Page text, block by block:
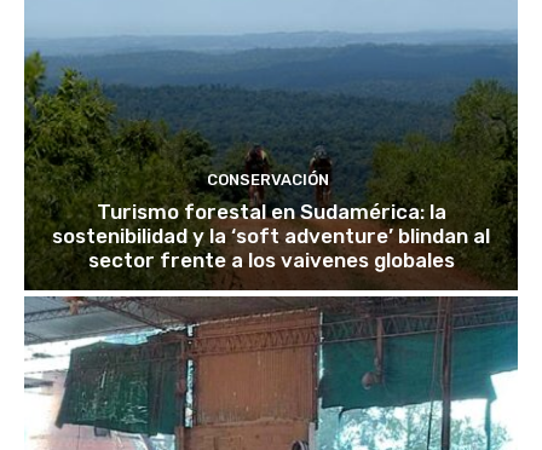
CONSERVACIÓN
Turismo forestal en Sudamérica: la
sostenibilidad y la ‘soft adventure’ blindan al
sector frente a los vaivenes globales